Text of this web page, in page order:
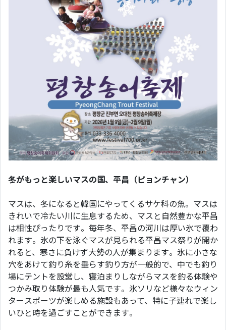
冬がもっと楽しいマスの国、平昌（ピョンチャン）
マスは、冬になると韓国にやってくるサケ科の魚。マスは
きれいで冷たい川に生息するため、マスと自然豊かな平昌
は相性ぴったりです。毎年冬、平昌の河川は厚い氷で覆わ
れます。氷の下を泳ぐマスが見られる平昌マス祭りが開か
れると、寒さに負けず大勢の人が集まります。氷に小さな
穴をあけて釣り糸を垂らす釣り方が一般的で、中でも釣り
場にテントを設営し、寝泊まりしながらマスを釣る体験や
つかみ取り体験が最も人気です。氷ソリなど様々なウィン
タースポーツが楽しめる施設もあって、特に子連れで楽し
いひと時を過ごすことができます。